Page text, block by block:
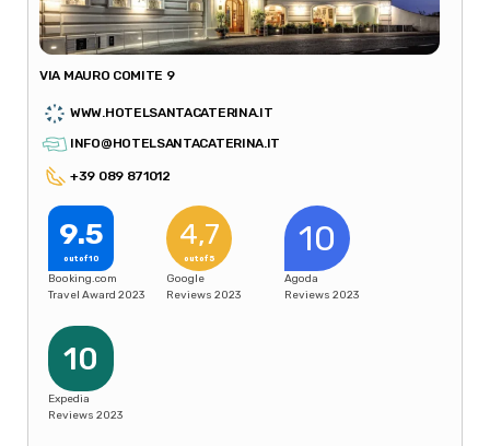
VIA MAURO COMITE 9
WWW.HOTELSANTACATERINA.IT
INFO@HOTELSANTACATERINA.IT
+39 089 871012
9.5
out of 10
Booking.com
Travel Award 2023
4,7
out of 5
Google
Reviews 2023
10
Agoda
Reviews 2023
10
Expedia
Reviews 2023